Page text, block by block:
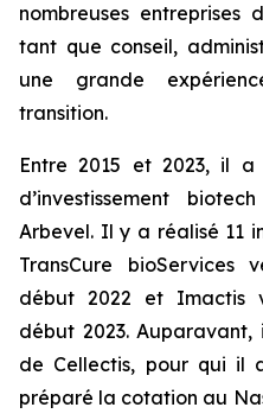
nombreuses
tant que conseil,
une grande
transition.
Entre 2015 et 2023, il
d’investissement
Arbevel. Il y a réalisé 11
TransCure bioServices
début 2022 et Imactis
début 2023.
de Cellectis, pour qui il
préparé la cotation au